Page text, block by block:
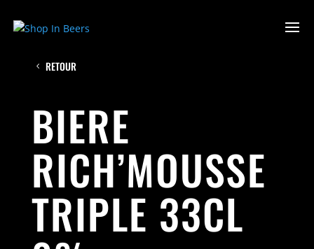
RETOUR
BIERE
RICH’MOUSSE
TRIPLE 33CL